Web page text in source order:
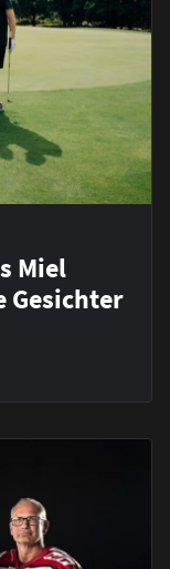
Miel
Gesichter